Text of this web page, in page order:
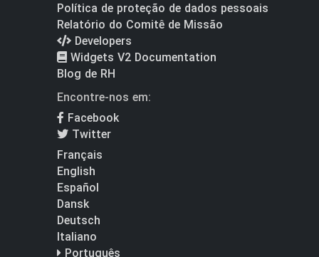
Política de proteção de dados pessoais
Relatório do Comitê de Missão
Developers
Widgets V2 Documentation
Blog de RH
Encontre-nos em:
Facebook
Twitter
Français
English
Español
Dansk
Deutsch
Italiano
Português